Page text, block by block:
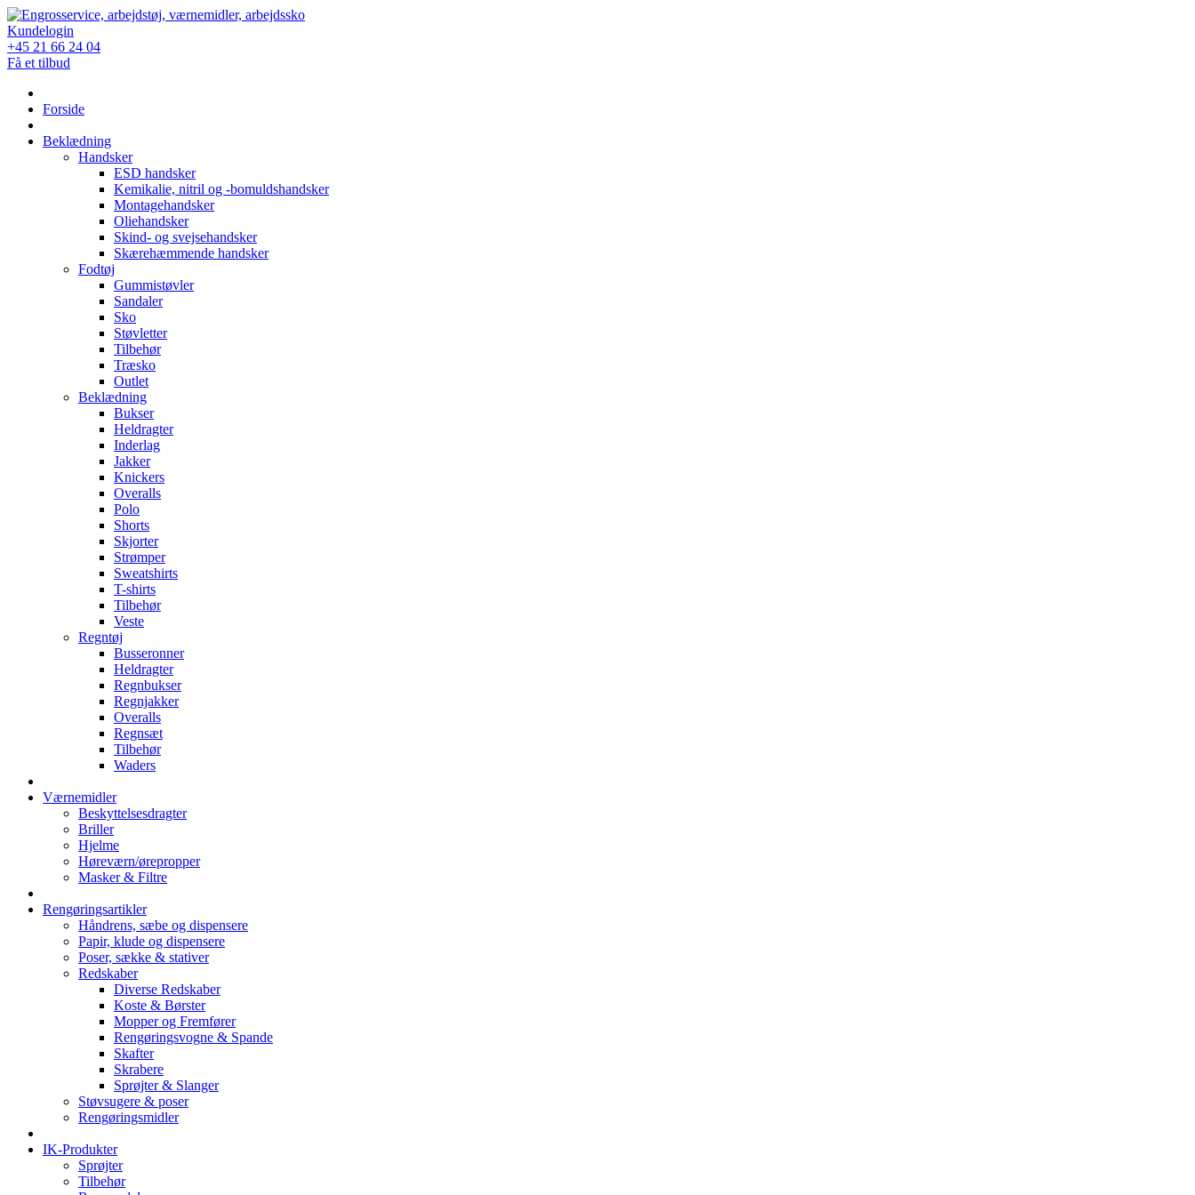
Skip
to
content
Kundelogin
+45 21 66 24 04
Få et tilbud
Forside
Beklædning
Handsker
ESD handsker
Kemikalie, nitril og -bomuldshandsker
Montagehandsker
Oliehandsker
Skind- og svejsehandsker
Skærehæmmende handsker
Fodtøj
Gummistøvler
Sandaler
Sko
Støvletter
Tilbehør
Træsko
Outlet
Beklædning
Bukser
Heldragter
Inderlag
Jakker
Knickers
Overalls
Polo
Shorts
Skjorter
Strømper
Sweatshirts
T-shirts
Tilbehør
Veste
Regntøj
Busseronner
Heldragter
Regnbukser
Regnjakker
Overalls
Regnsæt
Tilbehør
Waders
Værnemidler
Beskyttelsesdragter
Briller
Hjelme
Høreværn/ørepropper
Masker & Filtre
Rengøringsartikler
Håndrens, sæbe og dispensere
Papir, klude og dispensere
Poser, sække & stativer
Redskaber
Diverse Redskaber
Koste & Børster
Mopper og Fremfører
Rengøringsvogne & Spande
Skafter
Skrabere
Sprøjter & Slanger
Støvsugere & poser
Rengøringsmidler
IK-Produkter
Sprøjter
Tilbehør